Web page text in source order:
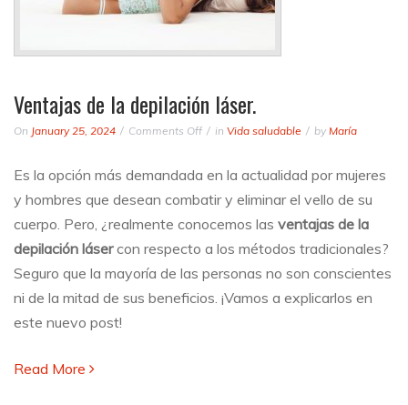
Ventajas de la depilación láser.
On January 25, 2024 Comments Offon
la
depilación
láser.
in Vida saludable by María
Es la opción más demandada en la actualidad por mujeres
y hombres que desean combatir y eliminar el vello de su
cuerpo. Pero, ¿realmente conocemos las ventajas de la
depilación lásercon respecto a los métodos tradicionales?
Seguro que la mayoría de las personas no son conscientes
ni de la mitad de sus beneficios. ¡Vamos a explicarlos en
este nuevo post!
Read More